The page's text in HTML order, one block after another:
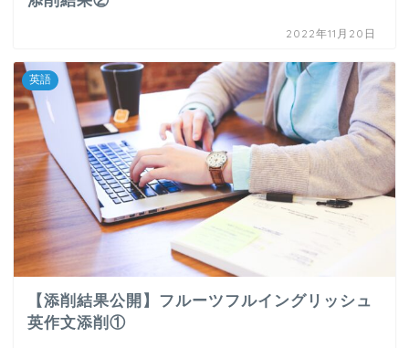
2022年11月20日
英語
【添削結果公開】フルーツフルイングリッシュ
英作文添削①